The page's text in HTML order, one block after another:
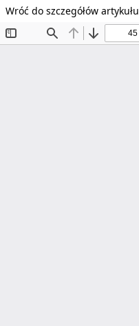
Wróć do szczegółów artykułu